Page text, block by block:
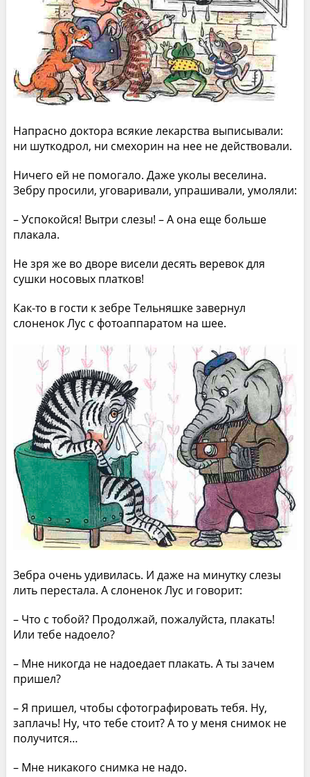
Напрасно доктора всякие лекарства выписывали:
ни шуткодрол, ни смехорин на нее не действовали.
Ничего ей не помогало. Даже уколы веселина.
Зебру просили, уговаривали, упрашивали, умоляли:
– Успокойся! Вытри слезы! – А она еще больше
плакала.
Не зря же во дворе висели десять веревок для
сушки носовых платков!
Как-то в гости к зебре Тельняшке завернул
слоненок Лус с фотоаппаратом на шее.
Зебра очень удивилась. И даже на минутку слезы
лить перестала. А слоненок Лус и говорит:
– Что с тобой? Продолжай, пожалуйста, плакать!
Или тебе надоело?
– Мне никогда не надоедает плакать. А ты зачем
пришел?
– Я пришел, чтобы сфотографировать тебя. Ну,
заплачь! Ну, что тебе стоит? А то у меня снимок не
получится…
– Мне никакого снимка не надо.